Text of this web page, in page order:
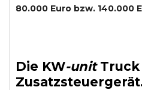
80.000 Euro bzw. 140.000
Die KW-unit Truck